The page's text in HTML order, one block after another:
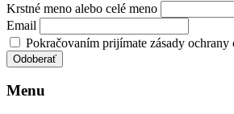
Krstné meno alebo celé meno
Email
Pokračovaním prijímate zásady ochrany
Menu